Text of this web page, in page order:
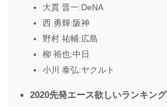
大貫 晋一:DeNA
西 勇輝:阪神
野村 祐輔:広島
柳 裕也:中日
小川 泰弘:ヤクルト
2020先発エース欲しいランキング